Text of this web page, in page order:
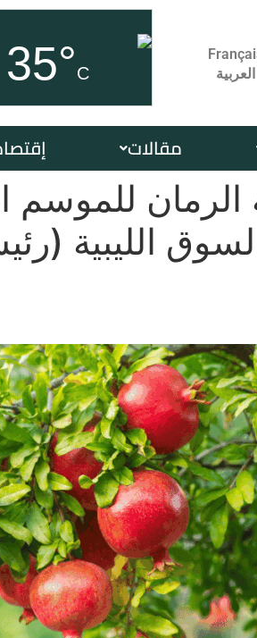
العربية
35°C
مقالات
للموسم
الليبية